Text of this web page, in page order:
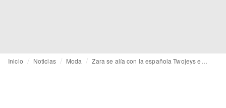
Inicio Noticias Moda